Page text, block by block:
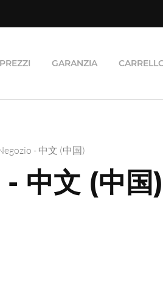
PREZZI GARANZIA
- 中文 (中国)
中文 (中国)